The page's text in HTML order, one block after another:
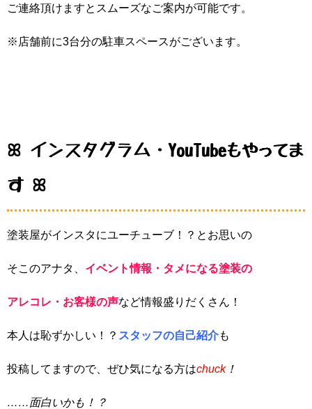
ご連絡頂けますとスムーズなご案内が可能です。
※店舗前に3台分の駐車スペースがございます。
ꕤ インスタグラム・YouTubeもやってま
す ꕤ
塗装屋がインスタにユーチューブ！？とお思いの
そこのアナタ、 イベント情報・タメになる塗装の
アレコレ・お客様の声など情報盛りだくさん！
本人は恥ずかしい！？ スタッフの自己紹介も
投稿してますので、ぜひ気になる方はchuck！
……面白いかも！？